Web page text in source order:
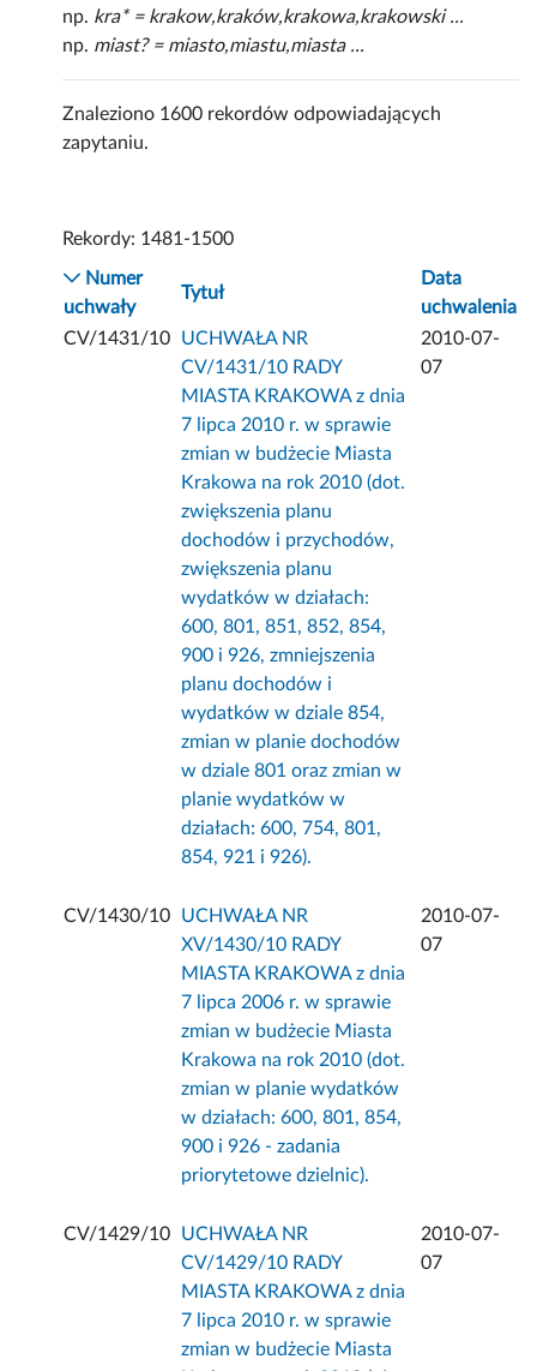
np. kra* = krakow,kraków,krakowa,krakowski ...
np. miast? = miasto,miastu,miasta ...
Znaleziono 1600 rekordów odpowiadających
zapytaniu.
Rekordy: 1481-1500
Numer
uchwały
Tytuł
Data
uchwalenia
CV/1431/10
UCHWAŁA NR
CV/1431/10 RADY
MIASTA KRAKOWA z dnia
7 lipca 2010 r. w sprawie
zmian w budżecie Miasta
Krakowa na rok 2010 (dot.
zwiększenia planu
dochodów i przychodów,
zwiększenia planu
wydatków w działach:
600, 801, 851, 852, 854,
900 i 926, zmniejszenia
planu dochodów i
wydatków w dziale 854,
zmian w planie dochodów
w dziale 801 oraz zmian w
planie wydatków w
działach: 600, 754, 801,
854, 921 i 926).
2010-07-
07
CV/1430/10
UCHWAŁA NR
XV/1430/10 RADY
MIASTA KRAKOWA z dnia
7 lipca 2006 r. w sprawie
zmian w budżecie Miasta
Krakowa na rok 2010 (dot.
zmian w planie wydatków
w działach: 600, 801, 854,
900 i 926 - zadania
priorytetowe dzielnic).
2010-07-
07
CV/1429/10
UCHWAŁA NR
CV/1429/10 RADY
MIASTA KRAKOWA z dnia
7 lipca 2010 r. w sprawie
zmian w budżecie Miasta
2010-07-
07